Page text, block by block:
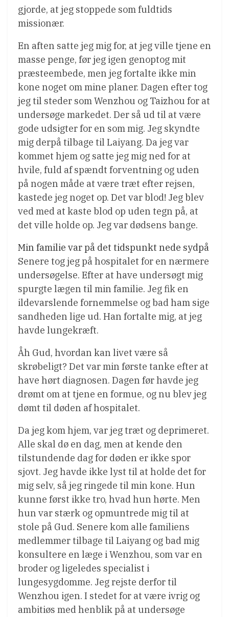
gjorde, at jeg stoppede som fuldtids
missionær.
En aften satte jeg mig for, at jeg ville tjene en
masse penge, før jeg igen genoptog mit
præsteembede, men jeg fortalte ikke min
kone noget om mine planer. Dagen efter tog
jeg til steder som Wenzhou og Taizhou for at
undersøge markedet. Der så ud til at være
gode udsigter for en som mig. Jeg skyndte
mig derpå tilbage til Laiyang. Da jeg var
kommet hjem og satte jeg mig ned for at
hvile, fuld af spændt forventning og uden
på nogen måde at være træt efter rejsen,
kastede jeg noget op. Det var blod! Jeg blev
ved med at kaste blod op uden tegn på, at
det ville holde op. Jeg var dødsens bange.
Min familie var på det tidspunkt nede sydpå
Senere tog jeg på hospitalet for en nærmere
undersøgelse. Efter at have undersøgt mig
spurgte lægen til min familie. Jeg fik en
ildevarslende fornemmelse og bad ham sige
sandheden lige ud. Han fortalte mig, at jeg
havde lungekræft.
Åh Gud, hvordan kan livet være så
skrøbeligt? Det var min første tanke efter at
have hørt diagnosen. Dagen før havde jeg
drømt om at tjene en formue, og nu blev jeg
dømt til døden af hospitalet.
Da jeg kom hjem, var jeg træt og deprimeret.
Alle skal dø en dag, men at kende den
tilstundende dag for døden er ikke spor
sjovt. Jeg havde ikke lyst til at holde det for
mig selv, så jeg ringede til min kone. Hun
kunne først ikke tro, hvad hun hørte. Men
hun var stærk og opmuntrede mig til at
stole på Gud. Senere kom alle familiens
medlemmer tilbage til Laiyang og bad mig
konsultere en læge i Wenzhou, som var en
broder og ligeledes specialist i
lungesygdomme. Jeg rejste derfor til
Wenzhou igen. I stedet for at være ivrig og
ambitiøs med henblik på at undersøge